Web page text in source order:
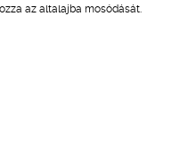
az altalajba mosódását.